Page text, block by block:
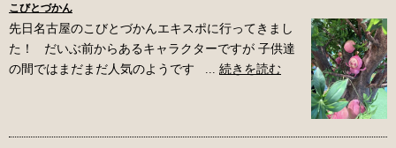
こびとづかん
先日名古屋のこびとづかんエキスポに行ってきまし
た！ だいぶ前からあるキャラクターですが 子供達
の間ではまだまだ人気のようです ... 続きを読む